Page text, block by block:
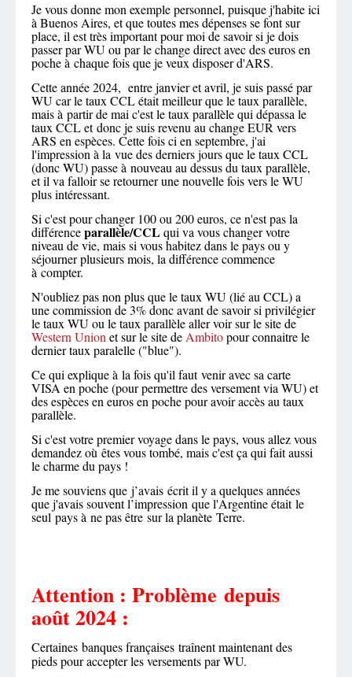
Je vous donne mon exemple personnel, puisque j'habite ici
à Buenos Aires, et que toutes mes dépenses se font sur
place, il est très important pour moi de savoir si je dois
passer par WU ou par le change direct avec des euros en
poche à chaque fois que je veux disposer d'ARS.
Cette année 2024, entre janvier et avril, je suis passé par
WU car le taux CCL était meilleur que le taux parallèle,
mais à partir de mai c'est le taux parallèle qui dépassa le
taux CCL et donc je suis revenu au change EUR vers
ARS en espèces. Cette fois ci en septembre, j'ai
l'impression à la vue des derniers jours que le taux CCL
(donc WU) passe à nouveau au dessus du taux parallèle,
et il va falloir se retourner une nouvelle fois vers le WU
plus intéressant.
Si c'est pour changer 100 ou 200 euros, ce n'est pas la
différenceparallèle/CCLqui va vous changer votre
niveau de vie, mais si vous habitez dans le pays ou y
séjourner plusieurs mois, la différence commence
à compter.
N'oubliez pas non plus que le taux WU (lié au CCL) a
une commission de 3% donc avant de savoir si privilégier
le taux WU ou le taux parallèle aller voir sur le site de
Western Unionet sur le site deAmbitopour connaitre le
dernier taux paralelle ("blue").
Ce qui explique à la fois qu'il faut venir avec sa carte
VISA en poche (pour permettre des versement via WU) et
des espèces en euros en poche pour avoir accès au taux
parallèle.
Si c'est votre premier voyage dans le pays, vous allez vous
demandez où êtes vous tombé, mais c'est ça qui fait aussi
le charme du pays !
Je me souviens que j’avais écrit il y a quelques années
que j'avais souvent l’impression que l'Argentine était le
seul pays à ne pas être sur la planète Terre.
Attention : Problème depuis
août 2024 :
Certaines banques françaises traînent maintenant des
pieds pour accepter les versements par WU.